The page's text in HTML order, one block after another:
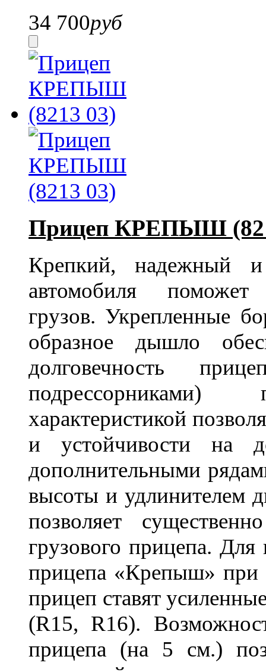
34 700руб
Прицеп КРЕПЫШ
Крепкий, надежный
автомобиля
грузов. Укрепленные
образное дышло
долговечность
характеристикой
и устойчивости на
дополнительными
высоты и удлинителем
позволяет
грузового прицепа. Для
прицепа «Крепыш» при
прицеп ставят
(R15, R16).
прицепа (на 5 см.)